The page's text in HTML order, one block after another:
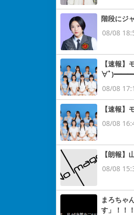
階段にジ
08/08
【速報
∀ﾟ
08/08
【速報】
08/08
【朗報
08/08
まろちゃ
す」！！